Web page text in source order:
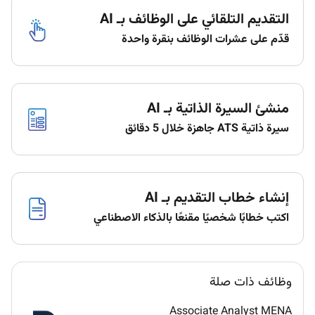
projects
identifying and resolving key issues in complex
client projects as well as developing frameworks
for project solving
communicating main findings to both internal
and external clients through written graphical
and live presentations
developing strong working relationships with
team members and developing a depth of
knowledge in defined areas of work
building your profile as an industry expert.
Qualifications :
everybody is the same and we value the diversity of
backgrounds and skillsets you will add to our team.
التقديم التلقائي على الوظائف بـ AI
قدّم على عشرات الوظائف بنقرة واحدة
منشئ السيرة الذاتية بـ AI
سيرة ذاتية ATS جاهزة خلال 5 دقائق
إنشاء خطاب التقديم بـ AI
اكتب خطابًا شخصيًا مقنعًا بالذكاء الاصطناعي
وظائف ذات صلة